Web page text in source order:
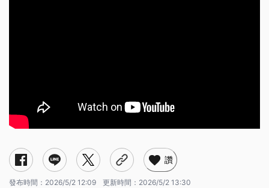
讚
發布時間： 2026/5/2 12:09 更新時間： 2026/5/2 13:30